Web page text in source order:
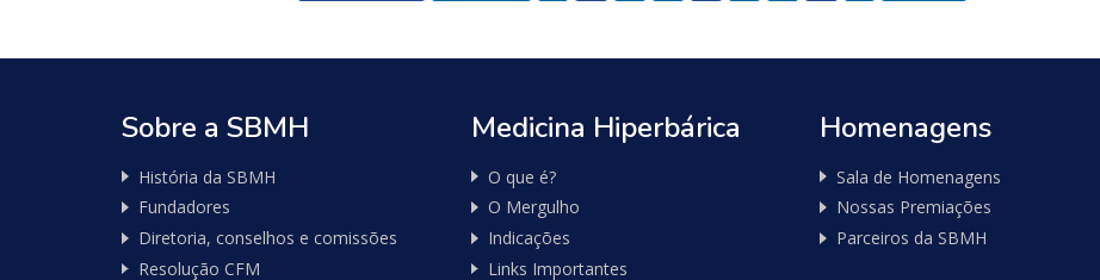
Sobre a SBMH
História da SBMH
Fundadores
Diretoria, conselhos e comissões
Resolução CFM
Medicina Hiperbárica
O que é?
O Mergulho
Indicações
Links Importantes
Homenagens
Sala de Homenagens
Nossas Premiações
Parceiros da SBMH